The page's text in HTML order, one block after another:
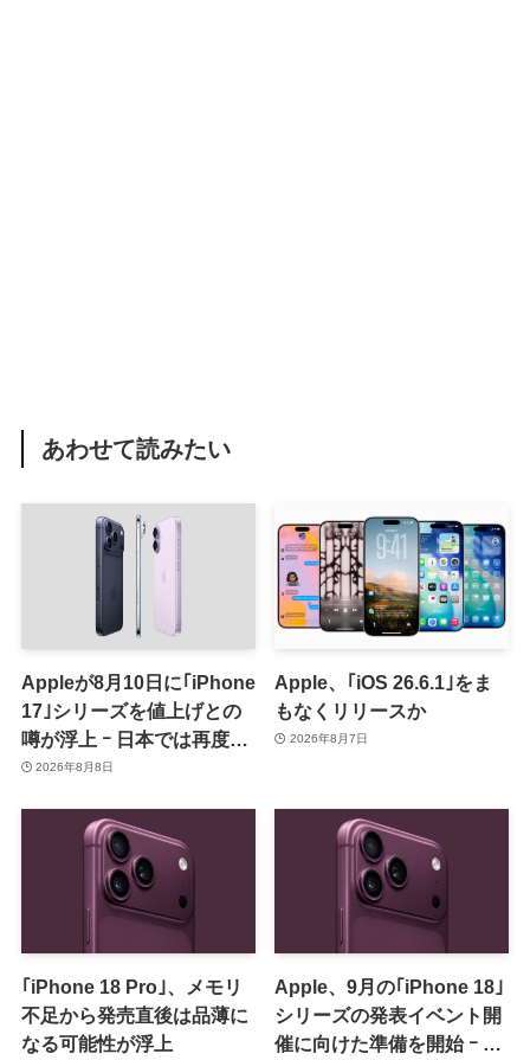
あわせて読みたい
Appleが8月10日に｢iPhone
17｣シリーズを値上げとの
噂が浮上 ｰ 日本では再度値
上げの可能性も?!
2026年8月8日
Apple、｢iOS 26.6.1｣をま
もなくリリースか
2026年8月7日
｢iPhone 18 Pro｣、メモリ
不足から発売直後は品薄に
なる可能性が浮上
Apple、9月の｢iPhone 18｣
シリーズの発表イベント開
催に向けた準備を開始 ｰ 9